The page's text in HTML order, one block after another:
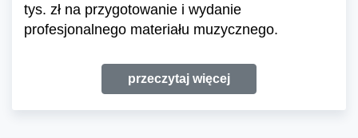
tys. zł na przygotowanie i wydanie
profesjonalnego materiału muzycznego.
przeczytaj więcej